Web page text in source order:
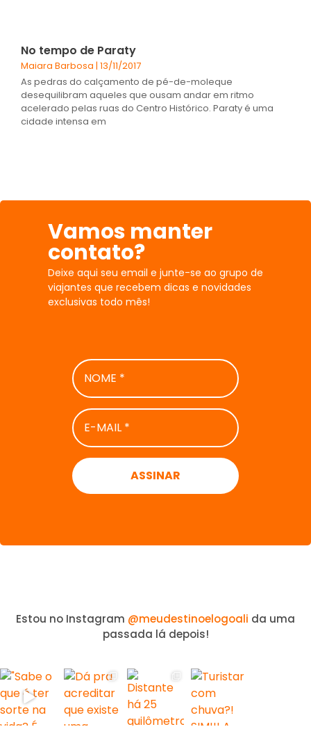
No tempo de Paraty
Maiara Barbosa 13/11/2017
As pedras do calçamento de pé-de-moleque
desequilibram aqueles que ousam andar em ritmo
acelerado pelas ruas do Centro Histórico. Paraty é uma
cidade intensa em
Vamos manter
contato?
Deixe aqui seu email e junte-se ao grupo de
viajantes que recebem dicas e novidades
exclusivas todo mês!
NOME
*
E-
MAIL
*
Estou no Instagram @meudestinoelogoali da uma
passada lá depois!